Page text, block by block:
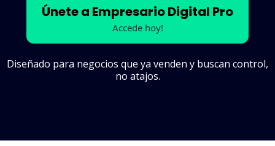
no estás listo para
escalar publicidad
1. Creación ofertas que resuleven un problema real.
2. Publicidad en Redes Sociales:
Únete a Empresario Digital Pro
Accede hoy!
Diseñado para negocios que ya venden y buscan control,
no atajos.